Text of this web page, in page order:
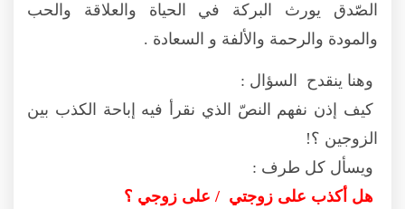
الصّدق يورث البركة في الحياة والعلاقة والحب
والمودة والرحمة والألفة و السعادة .
وهنا ينقدح السؤال :
كيف إذن نفهم النصّ الذي نقرأ فيه إباحة الكذب بين
الزوجين ؟!
ويسأل كل طرف :
هل أكذب على زوجتي / على زوجي ؟